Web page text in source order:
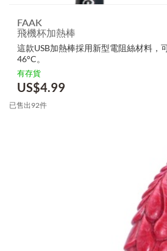
FAAK
飛機杯加熱棒
這款USB加熱棒採用新型電阻絲材料，
46°C。
有存貨
US$4.99
已售出92件